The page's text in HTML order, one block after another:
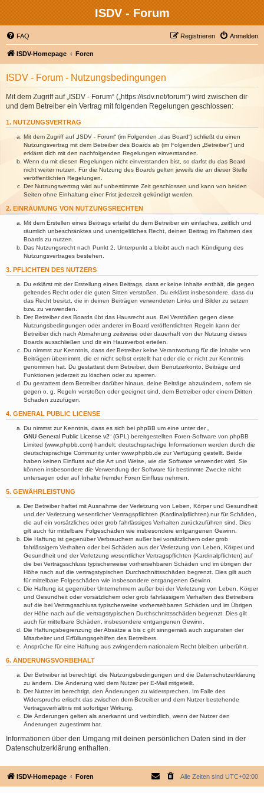
ISDV - Forum
FAQ Anmelden
Registrieren
ISDV-Homepage Foren
ISDV - Forum - Nutzungsbedingungen
Mit dem Zugriff auf „ISDV - Forum“ („https://isdv.net/forum“) wird zwischen dir
und dem Betreiber ein Vertrag mit folgenden Regelungen geschlossen:
1. NUTZUNGSVERTRAG
Mit dem Zugriff auf „ISDV - Forum“ (im Folgenden „das Board“) schließt du einen
Nutzungsvertrag mit dem Betreiber des Boards ab (im Folgenden „Betreiber“) und
erklärst dich mit den nachfolgenden Regelungen einverstanden.
Wenn du mit diesen Regelungen nicht einverstanden bist, so darfst du das Board
nicht weiter nutzen. Für die Nutzung des Boards gelten jeweils die an dieser Stelle
veröffentlichten Regelungen.
Der Nutzungsvertrag wird auf unbestimmte Zeit geschlossen und kann von beiden
Seiten ohne Einhaltung einer Frist jederzeit gekündigt werden.
2. EINRÄUMUNG VON NUTZUNGSRECHTEN
Mit dem Erstellen eines Beitrags erteilst du dem Betreiber ein einfaches, zeitlich und
räumlich unbeschränktes und unentgeltliches Recht, deinen Beitrag im Rahmen des
Boards zu nutzen.
Das Nutzungsrecht nach Punkt 2, Unterpunkt a bleibt auch nach Kündigung des
Nutzungsvertrages bestehen.
3. PFLICHTEN DES NUTZERS
Du erklärst mit der Erstellung eines Beitrags, dass er keine Inhalte enthält, die gegen
geltendes Recht oder die guten Sitten verstoßen. Du erklärst insbesondere, dass du
das Recht besitzt, die in deinen Beiträgen verwendeten Links und Bilder zu setzen
bzw. zu verwenden.
Der Betreiber des Boards übt das Hausrecht aus. Bei Verstößen gegen diese
Nutzungsbedingungen oder anderer im Board veröffentlichten Regeln kann der
Betreiber dich nach Abmahnung zeitweise oder dauerhaft von der Nutzung dieses
Boards ausschließen und dir ein Hausverbot erteilen.
Du nimmst zur Kenntnis, dass der Betreiber keine Verantwortung für die Inhalte von
Beiträgen übernimmt, die er nicht selbst erstellt hat oder die er nicht zur Kenntnis
genommen hat. Du gestattest dem Betreiber, dein Benutzerkonto, Beiträge und
Funktionen jederzeit zu löschen oder zu sperren.
Du gestattest dem Betreiber darüber hinaus, deine Beiträge abzuändern, sofern sie
gegen o. g. Regeln verstoßen oder geeignet sind, dem Betreiber oder einem Dritten
Schaden zuzufügen.
4. GENERAL PUBLIC LICENSE
Du nimmst zur Kenntnis, dass es sich bei phpBB um eine unter der „
GNU General Public License v2“ (GPL) bereitgestellten Foren-Software von phpBB
Limited (www.phpbb.com) handelt; deutschsprachige Informationen werden durch die
deutschsprachige Community unter www.phpbb.de zur Verfügung gestellt. Beide
haben keinen Einfluss auf die Art und Weise, wie die Software verwendet wird. Sie
können insbesondere die Verwendung der Software für bestimmte Zwecke nicht
untersagen oder auf Inhalte fremder Foren Einfluss nehmen.
5. GEWÄHRLEISTUNG
Der Betreiber haftet mit Ausnahme der Verletzung von Leben, Körper und Gesundheit
und der Verletzung wesentlicher Vertragspflichten (Kardinalpflichten) nur für Schäden,
die auf ein vorsätzliches oder grob fahrlässiges Verhalten zurückzuführen sind. Dies
gilt auch für mittelbare Folgeschäden wie insbesondere entgangenen Gewinn.
Die Haftung ist gegenüber Verbrauchern außer bei vorsätzlichem oder grob
fahrlässigem Verhalten oder bei Schäden aus der Verletzung von Leben, Körper und
Gesundheit und der Verletzung wesentlicher Vertragspflichten (Kardinalpflichten) auf
die bei Vertragsschluss typischerweise vorhersehbaren Schäden und im übrigen der
Höhe nach auf die vertragstypischen Durchschnittsschäden begrenzt. Dies gilt auch
für mittelbare Folgeschäden wie insbesondere entgangenen Gewinn.
Die Haftung ist gegenüber Unternehmern außer bei der Verletzung von Leben, Körper
und Gesundheit oder vorsätzlichem oder grob fahrlässigem Verhalten des Betreibers
auf die bei Vertragsschluss typischerweise vorhersehbaren Schäden und im Übrigen
der Höhe nach auf die vertragstypischen Durchschnittsschäden begrenzt. Dies gilt
auch für mittelbare Schäden, insbesondere entgangenen Gewinn.
Die Haftungsbegrenzung der Absätze a bis c gilt sinngemäß auch zugunsten der
Mitarbeiter und Erfüllungsgehilfen des Betreibers.
Ansprüche für eine Haftung aus zwingendem nationalem Recht bleiben unberührt.
6. ÄNDERUNGSVORBEHALT
Der Betreiber ist berechtigt, die Nutzungsbedingungen und die Datenschutzerklärung
zu ändern. Die Änderung wird dem Nutzer per E-Mail mitgeteilt.
Der Nutzer ist berechtigt, den Änderungen zu widersprechen. Im Falle des
Widerspruchs erlischt das zwischen dem Betreiber und dem Nutzer bestehende
Vertragsverhältnis mit sofortiger Wirkung.
Die Änderungen gelten als anerkannt und verbindlich, wenn der Nutzer den
Änderungen zugestimmt hat.
Informationen über den Umgang mit deinen persönlichen Daten sind in der
Datenschutzerklärung enthalten.
ISDV-Homepage Foren Alle Zeiten sind UTC+02:00